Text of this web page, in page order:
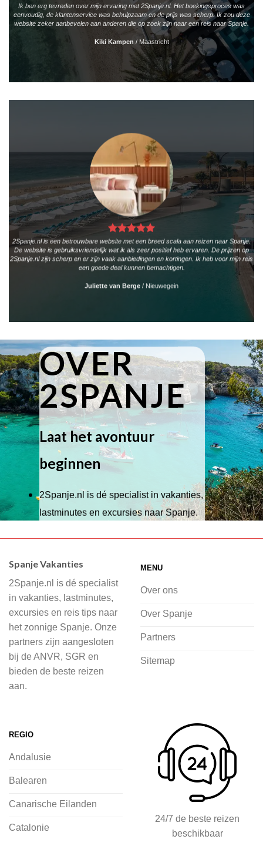
Ik ben erg tevreden over mijn ervaring met 2Spanje.nl. Het boekingsproces was
eenvoudig, de klantenservice was behulpzaam en de prijs was scherp. Ik zou deze
website zeker aanbevelen aan anderen die op zoek zijn naar een reis naar Spanje.
Kiki Kampen /Maastricht
2Spanje.nl is een betrouwbare website met een breed scala aan reizen naar Spanje.
De website is gebruiksvriendelijk wat ik als zeer positief heb ervaren. De prijzen op
2Spanje.nl zijn scherp en er zijn vaak aanbiedingen en kortingen. Ik heb voor mijn reis
een goede deal kunnen bemachtigen.
Juliette van Berge / Nieuwegein
OVER
2SPANJE
Laat het avontuur
beginnen
2Spanje.nl is dé specialist in vakanties,
lastminutes en excursies naar Spanje.
Wij hebben een breed scala aan
of je nu wilt relaxen op het strand,
cultuur wilt ontdekken of avontuur zoekt
in de natuur.
Bij 2Spanje.nl begint de voorpret al
voordat je het vliegtuig instapt, door
inspiratie op te doen over dit zonnige
vliegvakantie zoeken en boeken bij
2Spanje.nl, met een team dat altijd
klaarstaat om eventuele vragen te
beantwoorden en ervoor te zorgen dat
jij met een gerust hart op vakantie kunt
Spanje Vakanties
2Spanje.nl is dé specialist
in vakanties, lastminutes,
excursies en reis tips naar
het zonnige Spanje. Onze
partners zijn aangesloten
bij de ANVR, SGR en
bieden de beste reizen
aan.
MENU
Over ons
Over Spanje
Partners
Sitemap
REGIO
Andalusie
Balearen
Canarische Eilanden
Catalonie
24/7 de beste reizen
beschikbaar